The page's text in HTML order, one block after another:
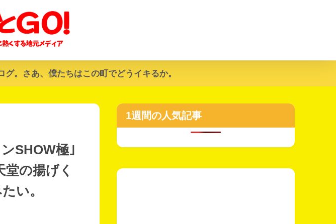
。さあ、僕たちはこの町でどうイキるか。
SHOW極｣
の揚げく
い。
1週間の人気記事